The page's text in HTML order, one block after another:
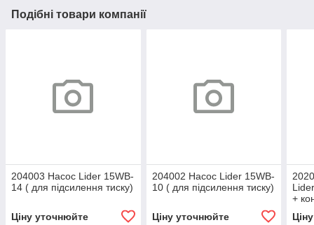
Подібні товари компанії
204003 Насос Lider 15WB-
14 ( для підсилення тиску)
Ціну уточнюйте
204002 Насос Lider 15WB-
10 ( для підсилення тиску)
Ціну уточнюйте
+